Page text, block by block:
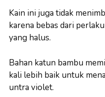
Kain ini juga tidak
karena bebas dari
yang halus.
Bahan katun bambu
kali lebih baik untuk
untra violet.